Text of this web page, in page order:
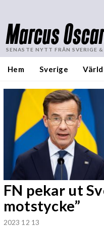
Marcus
SENASTE NYTT FRÅN SVERIGE &
Hem Sverige
FN pekar ut
motstycke”
2023 12 13